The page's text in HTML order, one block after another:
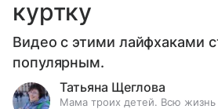
куртку
Видео с этими лайфхаками
популярным.
Татьяна Щеглова
Мама троих детей. Всю